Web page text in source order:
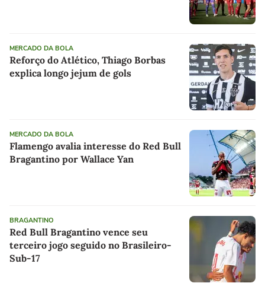
MERCADO DA BOLA
Reforço do Atlético, Thiago Borbas
explica longo jejum de gols
MERCADO DA BOLA
Flamengo avalia interesse do Red Bull
Bragantino por Wallace Yan
BRAGANTINO
Red Bull Bragantino vence seu
terceiro jogo seguido no Brasileiro-
Sub-17